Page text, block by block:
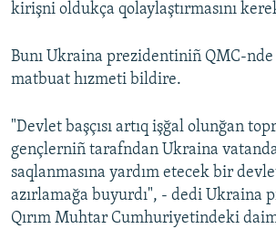
kirişni oldukça qolaylaştırmasını
Bunı Ukraina prezidentiniñ QMC-
matbuat hızmeti bildire.
"Devlet başçısı artıq işğal olunğan
gençlerniñ tarafndan Ukraina
saqlanmasına yardım etecek bir
azırlamağa buyurdı", - dedi Ukraina
Qırım Muhtar Cumhuriyetindeki